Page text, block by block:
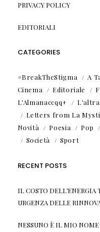
PRIVACY POLICY
EDITORIALI
CATEGORIES
#BreakTheStigma A
Cinema
Editoriale
L'Almanaccqq+
L'altra
Letters from La
Novità
Poesia Pop
Società
Sport
RECENT POSTS
IL COSTO
URGENZA DELLE
NESSUNO È IL MIO